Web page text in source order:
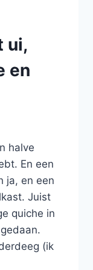
ui,
en
halve
En een
ja, en een
Juist
quiche in
(ik